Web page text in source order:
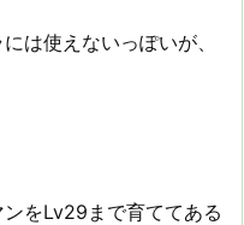
は使えないっぽいが、
をLv29まで育ててある